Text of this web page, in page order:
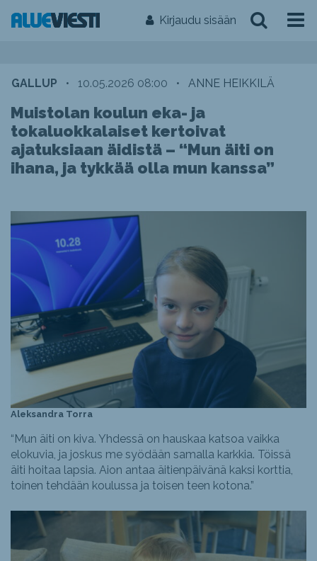
Kirjaudu sisään
GALLUP • 10.05.2026 08:00 • ANNE HEIKKILÄ
Muistolan koulun eka- ja
tokaluokkalaiset kertoivat
ajatuksiaan äidistä – “Mun äiti on
ihana, ja tykkää olla mun kanssa”
Aleksandra Torra
“Mun äiti on kiva. Yhdessä on hauskaa katsoa vaikka
elokuvia, ja joskus me syödään samalla karkkia. Töissä
äiti hoitaa lapsia. Aion antaa äitienpäivänä kaksi korttia,
toinen tehdään koulussa ja toisen teen kotona.”